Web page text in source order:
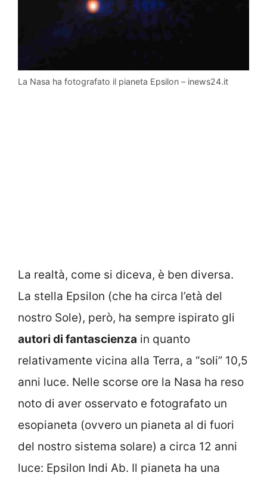
La Nasa ha fotografato il pianeta Epsilon – inews24.it
La realtà, come si diceva, è ben diversa.
La stella Epsilon (che ha circa l’età del
nostro Sole), però, ha sempre ispirato gli
autori di fantascienza in quanto
relativamente vicina alla Terra, a “soli” 10,5
anni luce. Nelle scorse ore la Nasa ha reso
noto di aver osservato e fotografato un
esopianeta (ovvero un pianeta al di fuori
del nostro sistema solare) a circa 12 anni
luce: Epsilon Indi Ab. Il pianeta ha una